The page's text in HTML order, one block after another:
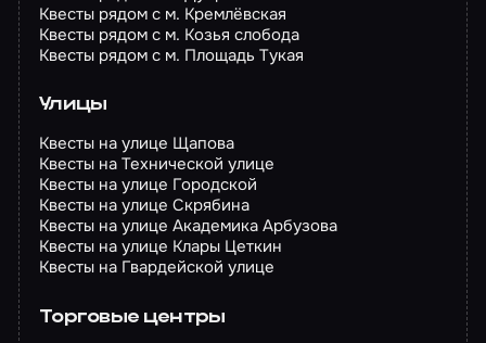
Квесты рядом с м. Кремлёвская
Квесты рядом с м. Козья слобода
Квесты рядом с м. Площадь Тукая
Улицы
Квесты на улице Щапова
Квесты на Технической улице
Квесты на улице Городской
Квесты на улице Скрябина
Квесты на улице Академика Арбузова
Квесты на улице Клары Цеткин
Квесты на Гвардейской улице
Торговые центры